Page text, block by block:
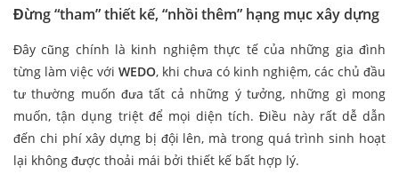
Đừng “tham” thiết kế, “nhồi thêm” hạng mục xây dựng
Đây cũng chính là kinh nghiệm thực tế của những gia đình
từng làm việc với WEDO, khi chưa có kinh nghiệm, các chủ đầu
tư thường muốn đưa tất cả những ý tưởng, những gì mong
muốn, tận dụng triệt để mọi diện tích. Điều này rất dễ dẫn
đến chi phí xây dựng bị đội lên, mà trong quá trình sinh hoạt
lại không được thoải mái bởi thiết kế bất hợp lý.